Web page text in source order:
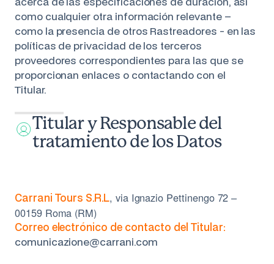
como cualquier otra información relevante –
como la presencia de otros Rastreadores - en las
políticas de privacidad de los terceros
proveedores correspondientes para las que se
proporcionan enlaces o contactando con el
Titular.
Titular y Responsable del
tratamiento de los Datos
Carrani Tours S.R.L, via Ignazio Pettinengo 72 –
00159 Roma (RM)
Correo electrónico de contacto del Titular:
comunicazione@carrani.com